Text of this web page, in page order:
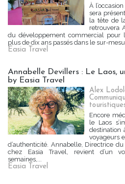
À
sera
la tête de
retrouvera
du développement commercial pour
plus de dix ans passés dans le sur-
Easia Travel
Annabelle Devillers : Le Laos,
by Easia Travel
Alex
Encore
le Laos
destination
voyageurs
d’authenticité. Annabelle, Directrice
chez Easia Travel, revient d’un
semaines,...
Easia Travel